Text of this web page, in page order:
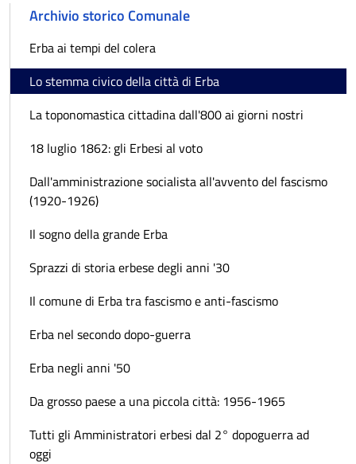
Archivio storico Comunale
Erba ai tempi del colera
Lo stemma civico della città di Erba
La toponomastica cittadina dall'800 ai giorni nostri
18 luglio 1862: gli Erbesi al voto
Dall'amministrazione socialista all'avvento del fascismo
(1920-1926)
Il sogno della grande Erba
Sprazzi di storia erbese degli anni '30
Il comune di Erba tra fascismo e anti-fascismo
Erba nel secondo dopo-guerra
Erba negli anni '50
Da grosso paese a una piccola città: 1956-1965
Tutti gli Amministratori erbesi dal 2° dopoguerra ad
oggi